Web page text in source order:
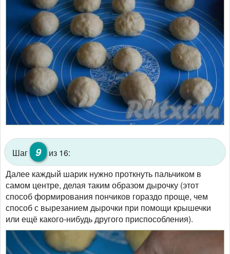
Шаг 9
из 16:
Далее каждый шарик нужно проткнуть пальчиком в
самом центре, делая таким образом дырочку (этот
способ формирования пончиков гораздо проще, чем
способ с вырезанием дырочки при помощи крышечки
или ещё какого-нибудь другого приспособления).